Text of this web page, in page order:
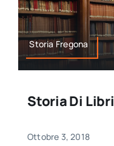
Storia Fregona
Storia Di Libri
Ottobre 3, 2018